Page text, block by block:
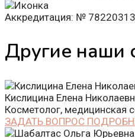
Аккредитация: №
Другие наши
Кислицина Елена
Косметолог, медицинская
ЗАДАТЬ ВОПРОС